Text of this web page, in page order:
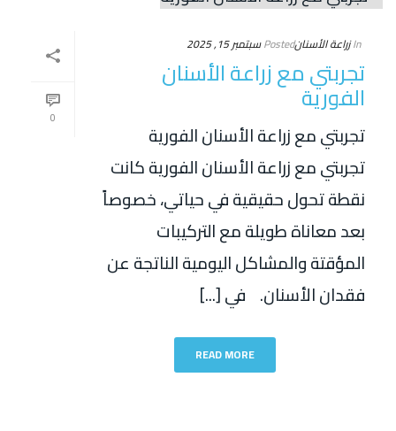
0
Inزراعة الأسنانPostedسبتمبر 15, 2025
تجربتي مع زراعة الأسنان
الفورية
تجربتي مع زراعة الأسنان الفورية
تجربتي مع زراعة الأسنان الفورية كانت
نقطة تحول حقيقية في حياتي، خصوصاً
بعد معاناة طويلة مع التركيبات
المؤقتة والمشاكل اليومية الناتجة عن
فقدان الأسنان. في [...]
READ MORE